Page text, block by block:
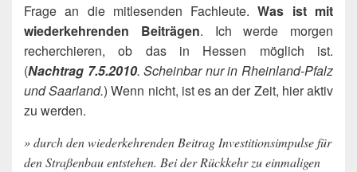
Frage an die mitlesenden Fachleute.Was ist mit
wiederkehrenden Beiträgen. Ich werde morgen
recherchieren, ob das in Hessen möglich ist.
(Nachtrag 7.5.2010. Scheinbar nur in Rheinland-Pfalz
und Saarland.) Wenn nicht, ist es an der Zeit, hier aktiv
zu werden.
» durch den wiederkehrenden Beitrag Investitionsimpulse für
den Straßenbau entstehen. Bei der Rückkehr zu einmaligen